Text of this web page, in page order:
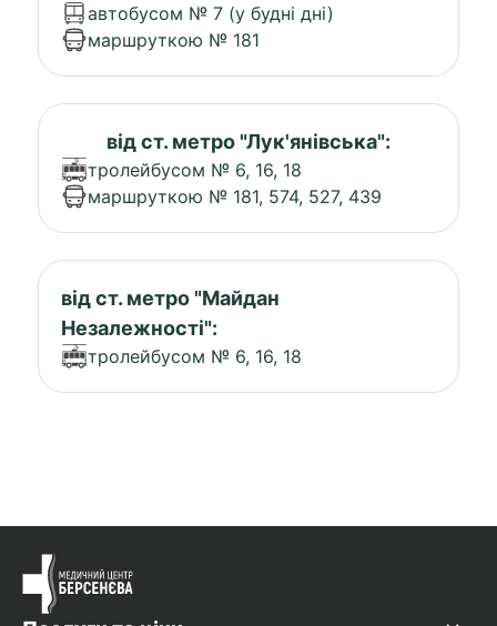
автобусом № 7 (у будні дні)
маршруткою № 181
від ст. метро "Лук'янівська":
тролейбусом № 6, 16, 18
маршруткою № 181, 574, 527, 439
від ст. метро "Майдан
Незалежності":
тролейбусом № 6, 16, 18